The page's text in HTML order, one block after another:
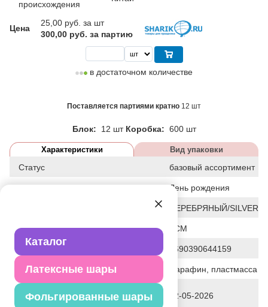
Каталог
Латексные шары
Фольгированные шары
происхождения
Цена
25,00 руб. за шт
300,00 руб. за партию
в достаточном количестве
Поставляется партиями кратно 12 шт
Блок: 12 шт Коробка: 600 шт
Характеристики Вид упаковки
Статус базовый ассортимент
Событие День рождения
СЕРЕБРЯНЫЙ/SILVER
Общие размеры 5СМ
4690390644159
Исходный материал Парафин, пластмасса
элемента
22-05-2026